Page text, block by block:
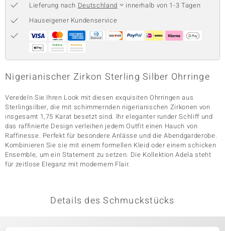
Lieferung nach Deutschland
innerhalb von 1-3 Tagen
Hauseigener Kundenservice
Nigerianischer Zirkon Sterling Silber Ohrringe
Veredeln Sie Ihren Look mit diesen exquisiten Ohrringen aus
Sterlingsilber, die mit schimmernden nigerianischen Zirkonen von
insgesamt 1,75 Karat besetzt sind. Ihr eleganter runder Schliff und
das raffinierte Design verleihen jedem Outfit einen Hauch von
Raffinesse. Perfekt für besondere Anlässe und die Abendgarderobe.
Kombinieren Sie sie mit einem formellen Kleid oder einem schicken
Ensemble, um ein Statement zu setzen. Die Kollektion Adela steht
für zeitlose Eleganz mit modernem Flair.
Details des Schmuckstücks